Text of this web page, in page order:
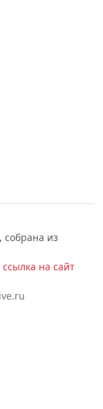
из
на сайт